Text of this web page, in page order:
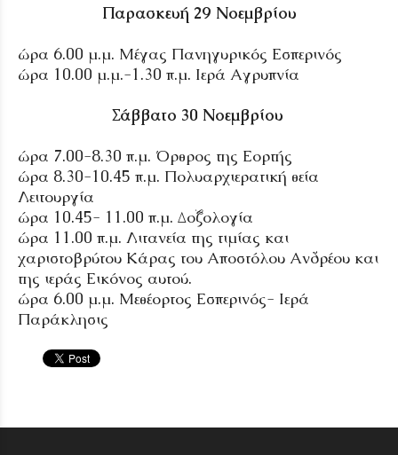
Παρασκευή 29 Νοεμβρίου
ώρα 6.00 μ.μ. Μέγας Πανηγυρικός Εσπερινός
ώρα 10.00 μ.μ.-1.30 π.μ. Ιερά Αγρυπνία
Σάββατο 30 Νοεμβρίου
ώρα 7.00-8.30 π.μ. Όρθρος της Εορτής
ώρα 8.30-10.45 π.μ. Πολυαρχιερατική θεία
Λειτουργία
ώρα 10.45- 11.00 π.μ. Δοξολογία
ώρα 11.00 π.μ. Λιτανεία της τιμίας και
χαριστοβρύτου Κάρας του Αποστόλου Ανδρέου και
της ιεράς Εικόνος αυτού.
ώρα 6.00 μ.μ. Μεθέορτος Εσπερινός- Ιερά
Παράκλησις